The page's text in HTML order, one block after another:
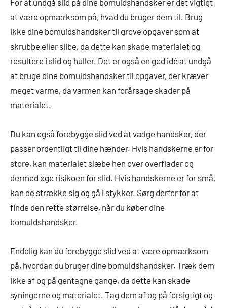
For at undgå slid på dine bomuldshandsker er det vigtigt
at være opmærksom på, hvad du bruger dem til. Brug
ikke dine bomuldshandsker til grove opgaver som at
skrubbe eller slibe, da dette kan skade materialet og
resultere i slid og huller. Det er også en god idé at undgå
at bruge dine bomuldshandsker til opgaver, der kræver
meget varme, da varmen kan forårsage skader på
materialet.
Du kan også forebygge slid ved at vælge handsker, der
passer ordentligt til dine hænder. Hvis handskerne er for
store, kan materialet slæbe hen over overflader og
dermed øge risikoen for slid. Hvis handskerne er for små,
kan de strække sig og gå i stykker. Sørg derfor for at
finde den rette størrelse, når du køber dine
bomuldshandsker.
Endelig kan du forebygge slid ved at være opmærksom
på, hvordan du bruger dine bomuldshandsker. Træk dem
ikke af og på gentagne gange, da dette kan skade
syningerne og materialet. Tag dem af og på forsigtigt og